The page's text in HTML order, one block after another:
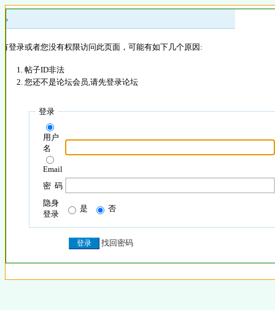
»
登录或者您没有权限访问此页面，可能有如下几个原因:
帖子ID非法
您还不是论坛会员,请先登录论坛
登录
用户
名
Email
密 码
隐身
登录
是 否
找回密码